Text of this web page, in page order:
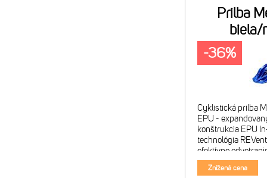
Prilba
biela/
Cyklistická prilba
EPU -
konštrukcia EPU
technológia
efektívne
Internally
upínací systém
Znížená cena
-36%